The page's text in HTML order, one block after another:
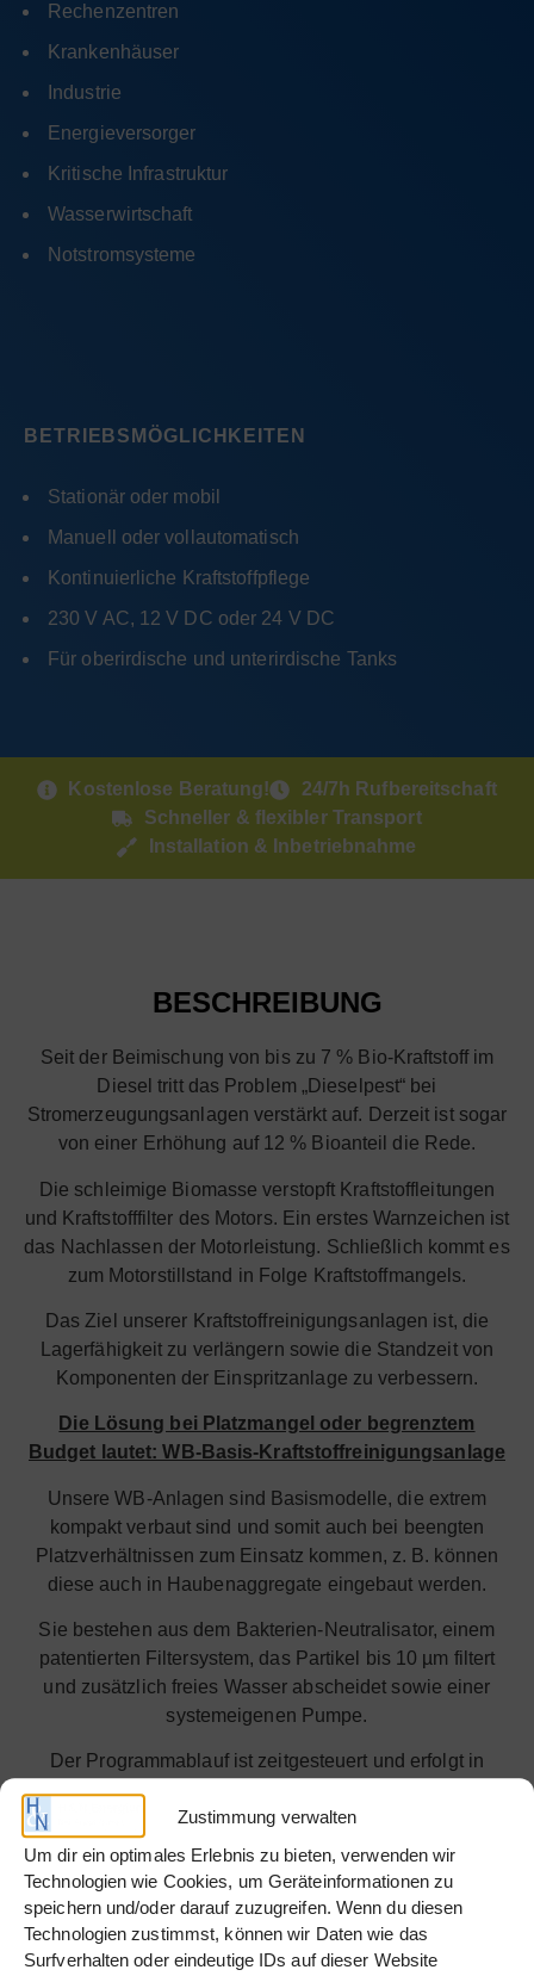
Zustimmung verwalten
Um dir ein optimales Erlebnis zu bieten, verwenden wir
Technologien wie Cookies, um Geräteinformationen zu
speichern und/oder darauf zuzugreifen. Wenn du diesen
Technologien zustimmst, können wir Daten wie das
Surfverhalten oder eindeutige IDs auf dieser Website
Rechenzentren
Krankenhäuser
Industrie
Energieversorger
Kritische Infrastruktur
Wasserwirtschaft
Notstromsysteme
BETRIEBSMÖGLICHKEITEN
Stationär oder mobil
Manuell oder vollautomatisch
Kontinuierliche Kraftstoffpflege
230 V AC, 12 V DC oder 24 V DC
Für oberirdische und unterirdische Tanks
Kostenlose Beratung!
24/7h Rufbereitschaft
Schneller & flexibler Transport
Installation & Inbetriebnahme
BESCHREIBUNG
Seit der Beimischung von bis zu 7 % Bio-Kraftstoff im
Diesel tritt das Problem „Dieselpest“ bei
Stromerzeugungsanlagen verstärkt auf. Derzeit ist sogar
von einer Erhöhung auf 12 % Bioanteil die Rede.
Die schleimige Biomasse verstopft Kraftstoffleitungen
und Kraftstofffilter des Motors. Ein erstes Warnzeichen ist
das Nachlassen der Motorleistung. Schließlich kommt es
zum Motorstillstand in Folge Kraftstoffmangels.
Das Ziel unserer Kraftstoffreinigungsanlagen ist, die
Lagerfähigkeit zu verlängern sowie die Standzeit von
Komponenten der Einspritzanlage zu verbessern.
Die Lösung bei Platzmangel oder begrenztem
Budget lautet: WB-Basis-Kraftstoffreinigungsanlage
Unsere WB-Anlagen sind Basismodelle, die extrem
kompakt verbaut sind und somit auch bei beengten
Platzverhältnissen zum Einsatz kommen, z. B. können
diese auch in Haubenaggregate eingebaut werden.
Sie bestehen aus dem Bakterien-Neutralisator, einem
patentierten Filtersystem, das Partikel bis 10 µm filtert
und zusätzlich freies Wasser abscheidet sowie einer
systemeigenen Pumpe.
Der Programmablauf ist zeitgesteuert und erfolgt in
Auschalten und Entfernen von Mikroben ohne
chemische Zusätze
Partikelfiltration bis zu 10 µm durch patentiertes
Zentrifugalsystem